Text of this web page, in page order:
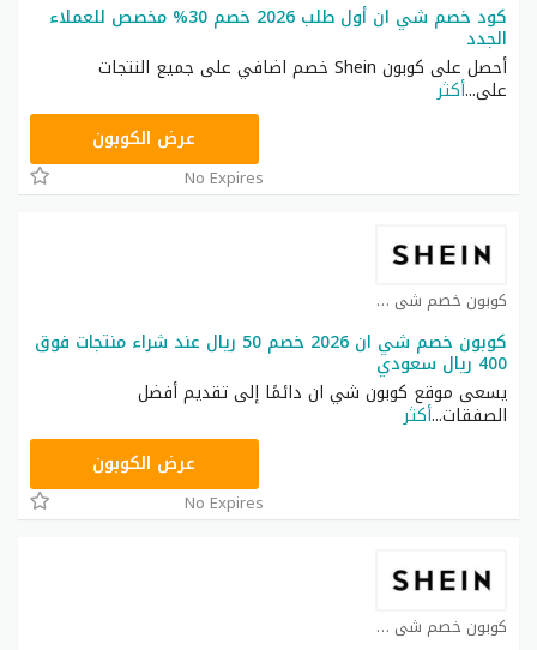
كود خصم شي ان أول طلب 2026 خصم 30% مخصص للعملاء
الجدد
أحصل على كوبون Shein خصم اضافي على جميع النتجات
على...أكثر
عرض الكوبون
No Expires
كوبون خصم شي ان كوبون
كوبون خصم شي ان 2026 خصم 50 ريال عند شراء منتجات فوق
400 ريال سعودي
يسعى موقع كوبون شي ان دائمًا إلى تقديم أفضل
الصفقات...أكثر
عرض الكوبون
No Expires
كوبون خصم شي ان كوبون